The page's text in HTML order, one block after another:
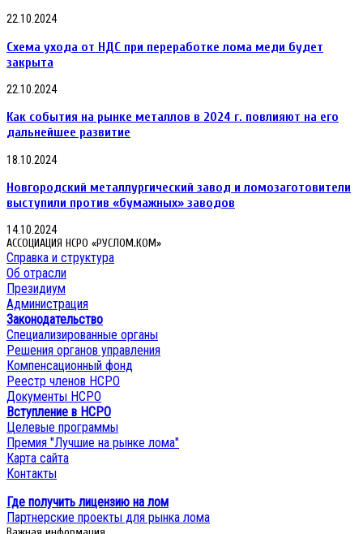
22.10.2024
Схема ухода от НДС при переработке лома меди будет
закрыта
22.10.2024
Как события на рынке металлов в 2024 г. повлияют на его
дальнейшее развитие
18.10.2024
Новгородский металлургический завод и ломозаготовители
выступили против «бумажных» заводов
14.10.2024
АССОЦИАЦИЯ НСРО «РУСЛОМ.КОМ»
Справка и структура
Об отрасли
Президиум
Администрация
Законодательство
Специализированные органы
Решения органов управления
Компенсационный фонд
Реестр членов НСРО
Документы НСРО
Вступление в НСРО
Целевые программы
Премия "Лучшие на рынке лома"
Карта сайта
Контакты
Где получить лицензию на лом
Партнерские проекты для рынка лома